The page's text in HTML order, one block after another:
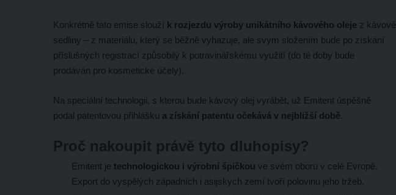
Konkrétně tato emise slouží k rozjezdu výroby unikátního kávového oleje z kávové
sedliny – z materiálu, který se běžně vyhazuje, ale svým složením bude po získání
příslušných registrací způsobilý k potravinářskému využití (do té doby bude
prodáván pro kosmetické účely).
Na speciální technologii, s kterou bude kávový olej vyrábět, už Emitent úspěšně
podal patentovou přihlášku a získání patentu očekává v nejbližší době.
Proč nakoupit právě tyto dluhopisy?
Emitent je technologickou i výrobní špičkou ve svém oboru v celé Evropě.
Export do vyspělých západních i asijských zemí tvoří polovinu jeho tržeb.